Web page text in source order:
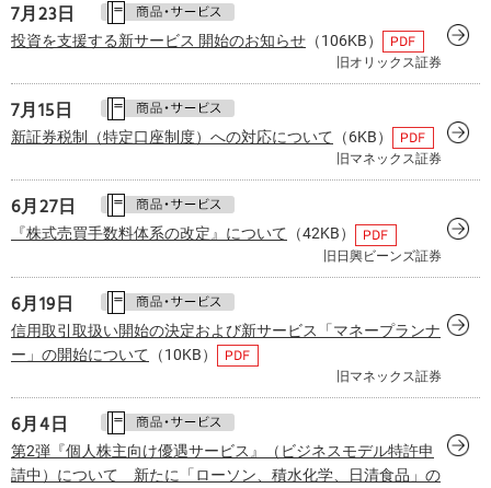
7月23日
投資を支援する新サービス 開始のお知らせ （106KB）
旧オリックス証券
7月15日
新証券税制（特定口座制度）への対応について （6KB）
旧マネックス証券
6月27日
『株式売買手数料体系の改定』について （42KB）
旧日興ビーンズ証券
6月19日
信用取引取扱い開始の決定および新サービス「マネープランナ
ー」の開始について （10KB）
旧マネックス証券
6月4日
第2弾『個人株主向け優遇サービス』（ビジネスモデル特許申
請中）について 新たに「ローソン、積水化学、日清食品」の